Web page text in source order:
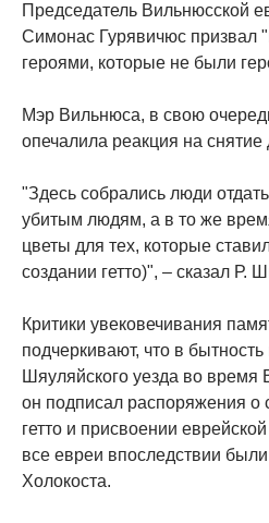
Председатель Вильнюсской
Симонас Гурявичюс призвал
героями, которые не были
Мэр Вильнюса, в свою
опечалила реакция на снятие
"Здесь собрались люди
убитым людям, а в то же
цветы для тех, которые
создании гетто)", – сказал Р.
Критики увековечивания
подчеркивают, что в
Шяуляйского уезда во
он подписал распоряжения о
гетто и присвоении
все евреи впоследствии
Холокоста.